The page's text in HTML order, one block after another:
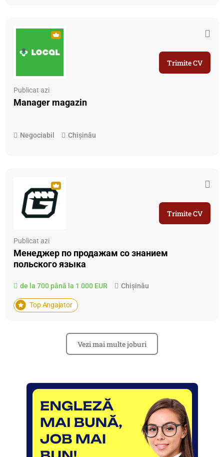
Publicat azi
Manager magazin
Negociabil Chișinău
Trimite CV
Publicat azi
Менеджер по продажам со знанием
польского языка
de la 700 până la 1 000 EUR Chișinău
Top Angajator
Trimite CV
Vezi mai multe joburi